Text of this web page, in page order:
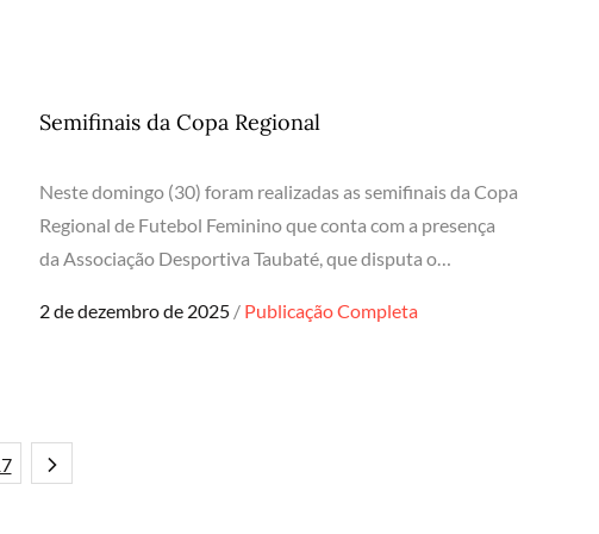
Semifinais da Copa Regional
Neste domingo (30) foram realizadas as semifinais da Copa
Regional de Futebol Feminino que conta com a presença
da Associação Desportiva Taubaté, que disputa o…
Posted
2 de dezembro de 2025 Publicação Completa